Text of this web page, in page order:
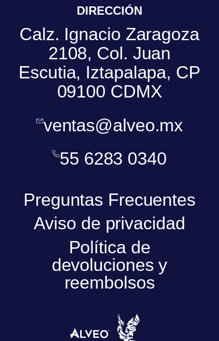
DIRECCIÓN
Calz. Ignacio Zaragoza
2108, Col. Juan
Escutia, Iztapalapa, CP
09100 CDMX
ventas@alveo.mx
55 6283 0340
Preguntas Frecuentes
Aviso de privacidad
Política de
devoluciones y
reembolsos